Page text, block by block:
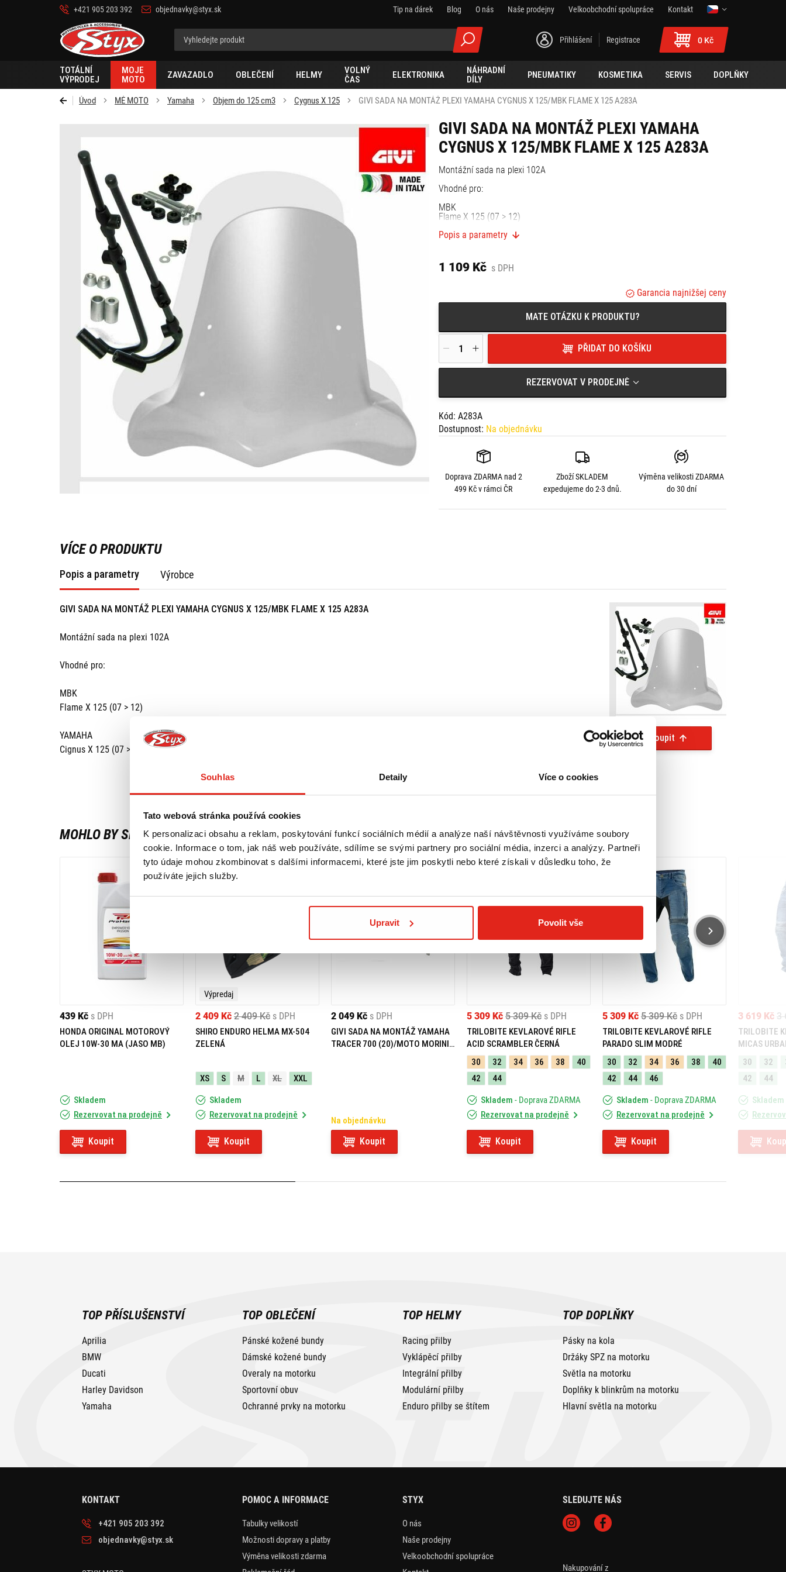
Souhlas Detaily Více o cookies
Tato webová stránka používá cookies
K personalizaci obsahu a reklam, poskytování funkcí sociálních médií a analýze naší návštěvnosti využíváme soubory
cookie. Informace o tom, jak náš web používáte, sdílíme se svými partnery pro sociální média, inzerci a analýzy. Partneři
tyto údaje mohou zkombinovat s dalšími informacemi, které jste jim poskytli nebo které získali v důsledku toho, že
používáte jejich služby.
Upravit Povolit vše
+421 905 203 392 objednavky@styx.sk Tip na dárek Blog O nás Naše prodejny Velkoobchodní spolupráce
Kontakt
Styx-
cz
Přihlášení Registrace 0 Kč
TOTÁLNÍ
VÝPRODEJ
MOJE
MOTO
ZAVAZADLO OBLEČENÍ HELMY
VOLNÝ
ČAS
ELEKTRONIKA
NÁHRADNÍ
DÍLY
PNEUMATIKY KOSMETIKA SERVIS DOPLŇKY
Úvod MÉ MOTO Yamaha Objem do 125 cm3 Cygnus X 125 GIVI SADA NA MONTÁŽ PLEXI YAMAHA CYGNUS X 125/MBK FLAME X 125 A283A
GIVI SADA NA MONTÁŽ PLEXI YAMAHA
CYGNUS X 125/MBK FLAME X 125 A283A
Montážní sada na plexi 102A
Vhodné pro:
MBK
Flame X 125 (07 > 12)
YAMAHA
Popis a parametry
1 109 Kč s DPH
Garancia najnižšej ceny
MATE OTÁZKU K PRODUKTU?
PŘIDAT DO KOŠÍKU
REZERVOVAT V PRODEJNĚ
Kód: A283A
Dostupnost: Na objednávku
Doprava ZDARMAnad 2
499 Kč v rámci ČR
Zboží SKLADEM
expedujeme do 2-3 dnů.
Výměna velikostiZDARMA
do 30 dní
VÍCE O PRODUKTU
Popis a parametry Výrobce
GIVI SADA NA MONTÁŽ PLEXI YAMAHA CYGNUS X 125/MBK FLAME X 125 A283A
Montážní sada na plexi 102A
Vhodné pro:
MBK
Flame X 125 (07 > 12)
YAMAHA
Cignus X 125 (07 > 15)
Koupit
MOHLO BY SE VÁM LÍBIT
439 Kč s DPH
HONDA ORIGINAL MOTOROVÝ
OLEJ 10W-30 MA (JASO MB)
Skladem
Rezervovat na prodejně
Koupit
Výpredaj
2 409 Kč
2 409 Kč s DPH
SHIRO ENDURO HELMA MX-504
ZELENÁ
XS S M L XL XXL
Skladem
Rezervovat na prodejně
Koupit
2 049 Kč s DPH
GIVI SADA NA MONTÁŽ YAMAHA
TRACER 700 (20)/MOTO MORINI
Na objednávku
Koupit
5 309 Kč
5 309 Kč s DPH
TRILOBITE KEVLAROVÉ RIFLE
ACID SCRAMBLER ČERNÁ
30
32 34 36 38
40
42
44
Skladem - Doprava ZDARMA
Rezervovat na prodejně
Koupit
5 309 Kč
5 309 Kč s DPH
TRILOBITE KEVLAROVÉ RIFLE
PARADO SLIM MODRÉ
30
32 34 36 38
40
42
44 46
Skladem - Doprava ZDARMA
Rezervovat na prodejně
Koupit
3
3 619 Kč
TRILOBITE
MICAS
30
32
42
44
Skladem
TOP PŘÍSLUŠENSTVÍ
Aprilia
BMW
Ducati
Harley Davidson
Yamaha
TOP OBLEČENÍ
Pánské kožené bundy
Dámské kožené bundy
Overaly na motorku
Sportovní obuv
Ochranné prvky na motorku
TOP HELMY
Racing přilby
Vyklápěcí přilby
Integrální přilby
Modulární přilby
Enduro přilby se štítem
TOP DOPLŇKY
Pásky na kola
Držáky SPZ na motorku
Světla na motorku
Doplňky k blinkrům na motorku
Hlavní světla na motorku
KONTAKT
+421 905 203 392
objednavky@styx.sk
POMOC A INFORMACE
Tabulky velikostí
Možnosti dopravy a platby
Výměna velikosti zdarma
STYX
O nás
Naše prodejny
Velkoobchodní spolupráce
SLEDUJTE NÁS
Nakupování z